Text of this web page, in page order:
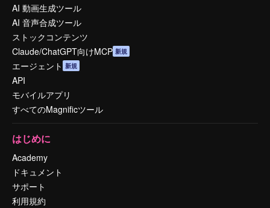
AI 動画生成ツール
AI 音声合成ツール
ストックコンテンツ
Claude/ChatGPT向けMCP 新規
エージェント 新規
API
モバイルアプリ
すべてのMagnificツール
はじめに
Academy
ドキュメント
サポート
利用規約